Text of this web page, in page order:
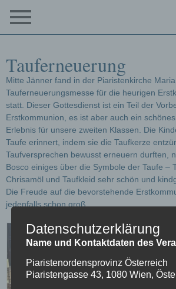
Tauferneuerung
Mitte Jänner fand in der Piaristenkirche
Tauferneuerungsmesse für die heurigen
statt. Dieser Gottesdienst ist ein Teil der
Erstkommunion, es ist aber auch ein
Erlebnis für unsere zweiten Klassen. Die
Taufe erinnert, indem sie die Taufkerze
Taufversprechen bewusst erneuern durften,
Bosco einiges über die Symbole der Taufe –
Chrisamöl und Taufkleid sehr schön und
Die Freude auf die bevorstehende
jedenfalls schon groß.
Datenschutzerklärung
Name und Kontaktdaten des
Piaristenordensprovinz Österreich
Piaristengasse 43, 1080 Wien,